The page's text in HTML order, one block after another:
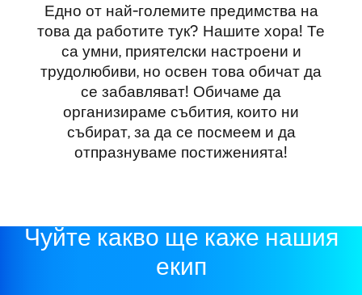
Едно от най-големите предимства на
това да работите тук? Нашите хора! Те
са умни, приятелски настроени и
трудолюбиви, но освен това обичат да
се забавляват! Обичаме да
организираме събития, които ни
събират, за да се посмеем и да
отпразнуваме постиженията!
Чуйте какво ще каже нашия
екип